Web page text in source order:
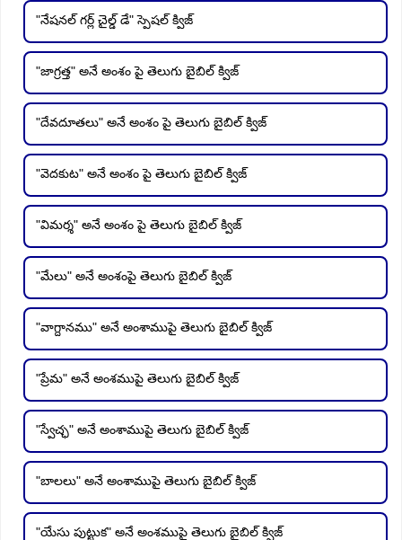
"నేషనల్ గర్ల్ చైల్డ్ డే" స్పెషల్ క్విజ్
"జాగ్రత్త" అనే అంశం పై తెలుగు బైబిల్ క్విజ్
"దేవదూతలు" అనే అంశం పై తెలుగు బైబిల్ క్విజ్
"వెదకుట" అనే అంశం పై తెలుగు బైబిల్ క్విజ్
"విమర్శ" అనే అంశం పై తెలుగు బైబిల్ క్విజ్
"మేలు" అనే అంశంపై తెలుగు బైబిల్ క్విజ్
"వాగ్దానము" అనే అంశాముపై తెలుగు బైబిల్ క్విజ్
"ప్రేమ" అనే అంశముపై తెలుగు బైబిల్ క్విజ్
"స్వేచ్ఛ" అనే అంశాముపై తెలుగు బైబిల్ క్విజ్
"బాలలు" అనే అంశాముపై తెలుగు బైబిల్ క్విజ్
"యేసు పుట్టుక" అనే అంశముపై తెలుగు బైబిల్ క్విజ్